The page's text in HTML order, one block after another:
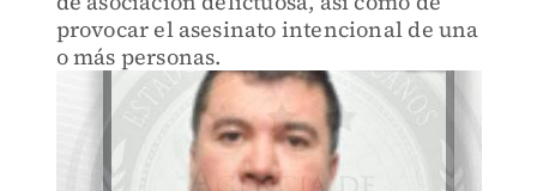
provocar el asesinato intencional de una
o más personas.